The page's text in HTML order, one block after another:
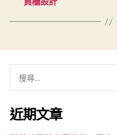
關
鍵
字:
近期文章